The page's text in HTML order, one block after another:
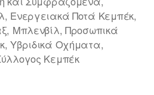
, Ενεργειακά Ποτά Κεμπέκ,
, Μπλενβίλ,Προσωπικά
,Υβριδικά Οχήματα,
Κεμπέκ